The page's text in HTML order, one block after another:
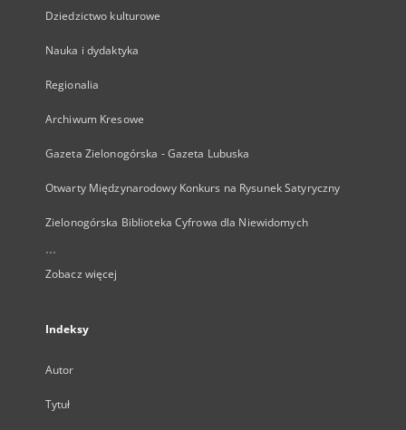
Dziedzictwo kulturowe
Nauka i dydaktyka
Regionalia
Archiwum Kresowe
Gazeta Zielonogórska - Gazeta Lubuska
Otwarty Międzynarodowy Konkurs na Rysunek Satyryczny
Zielonogórska Biblioteka Cyfrowa dla Niewidomych
...
Zobacz więcej
Indeksy
Autor
Tytuł